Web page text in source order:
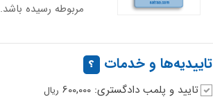
مربوطه رسیده باشد.
تاییدیه‌ها و خدمات
تایید و پلمب دادگستری: 600,000 ریال